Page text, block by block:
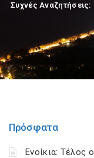
Συχνές Αναζητήσεις:
Πρόσφατα
Ενοίκια: Τέλος